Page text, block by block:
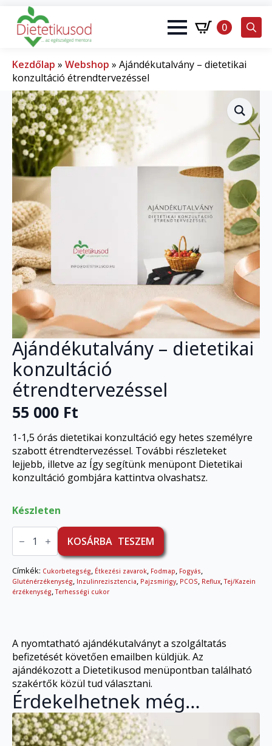
0
Kezdőlap » Webshop » Ajándékutalvány – dietetikai
konzultáció étrendtervezéssel
Ajándékutalvány – dietetikai
konzultáció
étrendtervezéssel
55 000 Ft
1-1,5 órás dietetikai konzultáció egy hetes személyre
szabott étrendtervezéssel. További részleteket
lejjebb, illetve az Így segítünk menüpont Dietetikai
konzultáció gombjára kattintva olvashatsz.
Készleten
Ajándékutalvány
konzultáció
étrendtervezéssel
mennyiség
KOSÁRBA TESZEM
Címkék: Cukorbetegség, Étkezési zavarok, Fodmap, Fogyás,
Gluténérzékenység, Inzulinrezisztencia, Pajzsmirigy, PCOS, Reflux,Tej/Kazein
érzékenység,Terhességi cukor
A nyomtatható ajándékutalványt a szolgáltatás
befizetését követően emailben küldjük. Az
ajándékozott a Dietetikusod menüpontban található
szakértők közül tud választani.
Érdekelhetnek még…